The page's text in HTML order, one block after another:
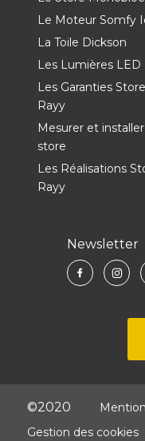
Le Moteur Somfy
La Toile Dickson
Les Lumières LED
Les Garanties Store
Rayy
Mesurer et
store
Les Réalisations
Rayy
Newsletter
©2020
Gestion des cookies